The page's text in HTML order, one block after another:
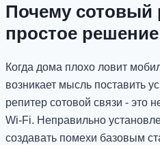
Почему сотовый
простое решение
Когда дома плохо ловит
возникает мысль поставить
репитер сотовой связи - это
Wi-Fi. Неправильно
создавать помехи базовым